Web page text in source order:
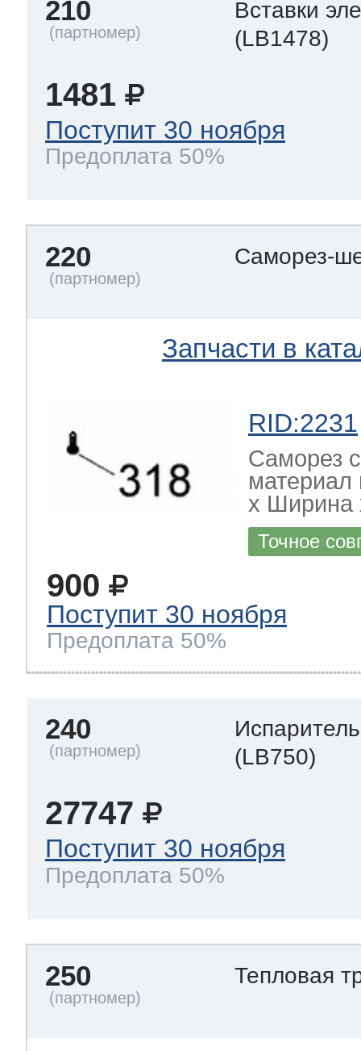
210
Вставки
(LB1478)
1481
Поступит 30 ноября
Предоплата 50%
220 Саморез-
Запчасти в
RID:2231
Саморез
х Ширина
Точное
900
Поступит 30 ноября
Предоплата 50%
240
Испаритель
(LB750)
27747
Поступит 30 ноября
Предоплата 50%
250 Тепловая